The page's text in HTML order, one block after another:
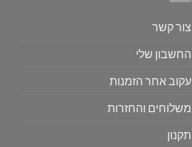
צור קשר
החשבון שלי
עקוב אחר הזמנות
משלוחים והחזרות
תקנון